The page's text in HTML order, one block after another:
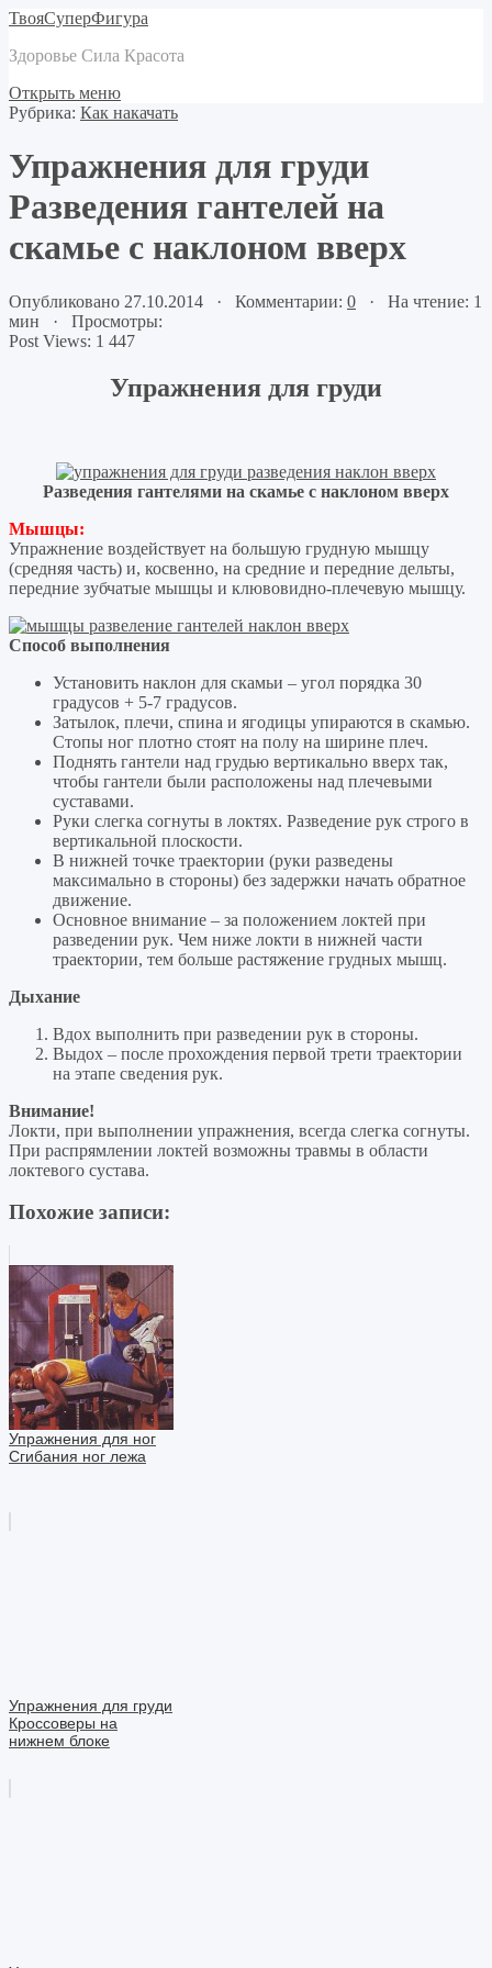
ТвояСуперФигура
Здоровье Сила Красота
Открыть меню
Рубрика: Как накачать
Упражнения для груди
Разведения гантелей на
скамье с наклоном вверх
Опубликовано 27.10.2014 · Комментарии: 0 · На чтение: 1
мин · Просмотры:
Post Views: 1 447
Упражнения для груди
Разведения гантелями на скамье с наклоном вверх
Мышцы:
Упражнение воздействует на большую грудную мышцу
(средняя часть) и, косвенно, на средние и передние дельты,
передние зубчатые мышцы и клювовидно-плечевую мышцу.
Способ выполнения
Установить наклон для скамьи – угол порядка 30
градусов + 5-7 градусов.
Затылок, плечи, спина и ягодицы упираются в скамью.
Стопы ног плотно стоят на полу на ширине плеч.
Поднять гантели над грудью вертикально вверх так,
чтобы гантели были расположены над плечевыми
суставами.
Руки слегка согнуты в локтях. Разведение рук строго в
вертикальной плоскости.
В нижней точке траектории (руки разведены
максимально в стороны) без задержки начать обратное
движение.
Основное внимание – за положением локтей при
разведении рук. Чем ниже локти в нижней части
траектории, тем больше растяжение грудных мышц.
Дыхание
Вдох выполнить при разведении рук в стороны.
Выдох – после прохождения первой трети траектории
на этапе сведения рук.
Внимание!
Локти, при выполнении упражнения, всегда слегка согнуты.
При распрямлении локтей возможны травмы в области
локтевого сустава.
Похожие записи:
Упражнения для ног
Сгибания ног лежа
Упражнения для груди
Кроссоверы на
нижнем блоке